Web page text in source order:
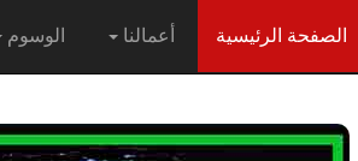
الوسوم أعمالنا الصفحة الرئيسية